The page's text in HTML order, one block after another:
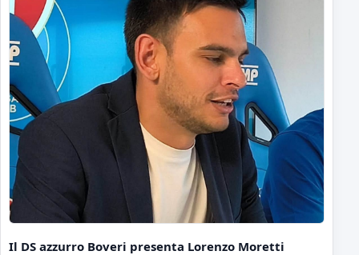
Il DS azzurro Boveri presenta Lorenzo Moretti